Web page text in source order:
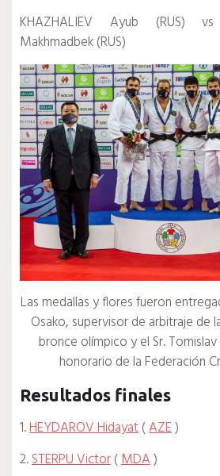
KHAZHALIEV Ayub (RUS) vs
Makhmadbek (RUS)
Las medallas y flores fueron
Osako, supervisor de arbitraje de
bronce olímpico y el Sr.
honorario de la Federación
Resultados finales
1.HEYDAROV Hidayat(AZE)
2.STERPU Victor(MDA)